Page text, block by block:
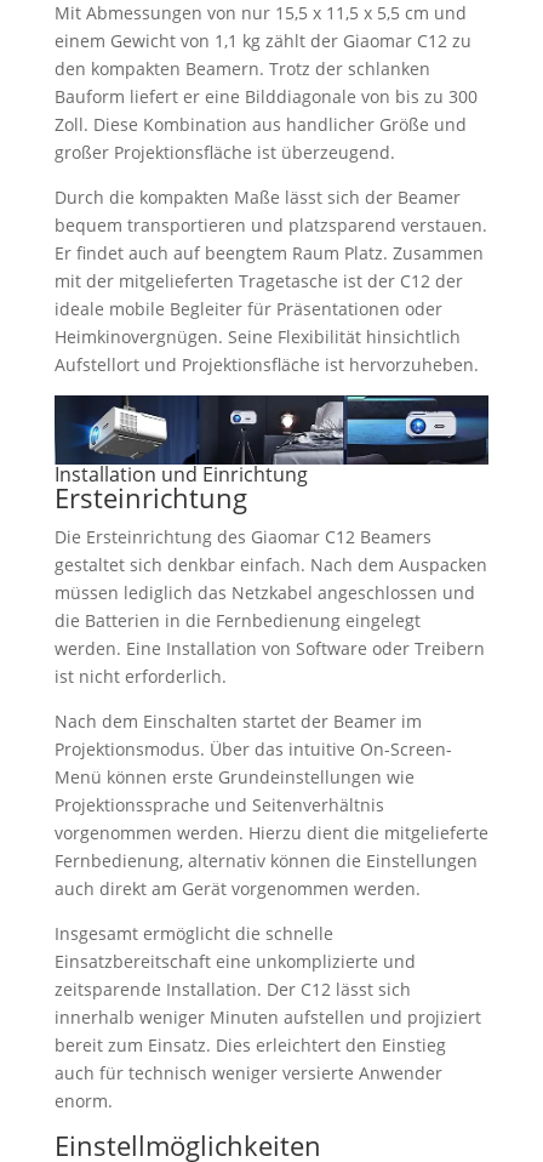
Mit Abmessungen von nur 15,5 x 11,5 x 5,5 cm und
einem Gewicht von 1,1 kg zählt der Giaomar C12 zu
den kompakten Beamern. Trotz der schlanken
Bauform liefert er eine Bilddiagonale von bis zu 300
Zoll. Diese Kombination aus handlicher Größe und
großer Projektionsfläche ist überzeugend.
Durch die kompakten Maße lässt sich der Beamer
bequem transportieren und platzsparend verstauen.
Er findet auch auf beengtem Raum Platz. Zusammen
mit der mitgelieferten Tragetasche ist der C12 der
ideale mobile Begleiter für Präsentationen oder
Heimkinovergnügen. Seine Flexibilität hinsichtlich
Aufstellort und Projektionsfläche ist hervorzuheben.
Installation und Einrichtung
Ersteinrichtung
Die Ersteinrichtung des Giaomar C12 Beamers
gestaltet sich denkbar einfach. Nach dem Auspacken
müssen lediglich das Netzkabel angeschlossen und
die Batterien in die Fernbedienung eingelegt
werden. Eine Installation von Software oder Treibern
ist nicht erforderlich.
Nach dem Einschalten startet der Beamer im
Projektionsmodus. Über das intuitive On-Screen-
Menü können erste Grundeinstellungen wie
Projektionssprache und Seitenverhältnis
vorgenommen werden. Hierzu dient die mitgelieferte
Fernbedienung, alternativ können die Einstellungen
auch direkt am Gerät vorgenommen werden.
Insgesamt ermöglicht die schnelle
Einsatzbereitschaft eine unkomplizierte und
zeitsparende Installation. Der C12 lässt sich
innerhalb weniger Minuten aufstellen und projiziert
bereit zum Einsatz. Dies erleichtert den Einstieg
auch für technisch weniger versierte Anwender
enorm.
Einstellmöglichkeiten